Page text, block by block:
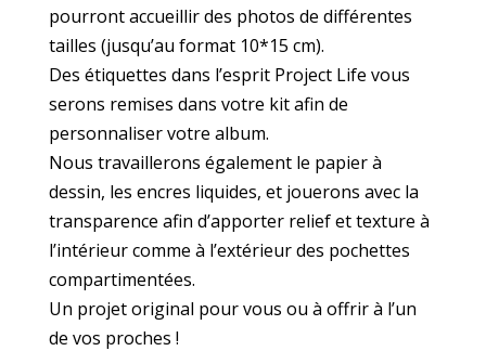
pourront accueillir des photos de différentes
tailles (jusqu’au format 10*15 cm).
Des étiquettes dans l’esprit Project Life vous
serons remises dans votre kit afin de
personnaliser votre album.
Nous travaillerons également le papier à
dessin, les encres liquides, et jouerons avec la
transparence afin d’apporter relief et texture à
l’intérieur comme à l’extérieur des pochettes
compartimentées.
Un projet original pour vous ou à offrir à l’un
de vos proches !